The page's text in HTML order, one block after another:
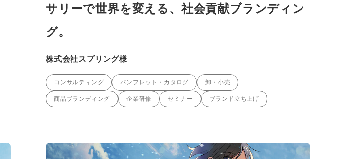
サリーで世界を変える、社会貢献ブランディン
グ。
株式会社スプリング様
コンサルティング パンフレット・カタログ 卸・小売
商品ブランディング 企業研修 セミナー ブランド立ち上げ